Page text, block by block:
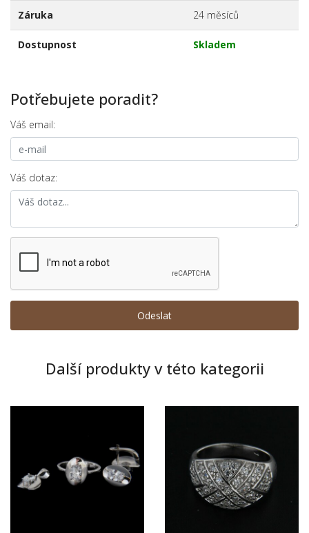
Záruka 24 měsíců
Dostupnost Skladem
Potřebujete poradit?
Váš email:
Váš dotaz:
Další produkty v této kategorii